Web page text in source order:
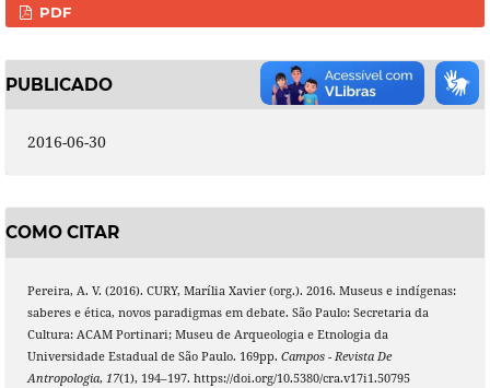
PDF
PUBLICADO
2016-06-30
COMO CITAR
Pereira, A. V. (2016). CURY, Marília Xavier (org.). 2016. Museus e indígenas:
saberes e ética, novos paradigmas em debate. São Paulo: Secretaria da
Cultura: ACAM Portinari; Museu de Arqueologia e Etnologia da
Universidade Estadual de São Paulo. 169pp. Campos - Revista De
Antropologia, 17(1), 194–197. https://doi.org/10.5380/cra.v17i1.50795